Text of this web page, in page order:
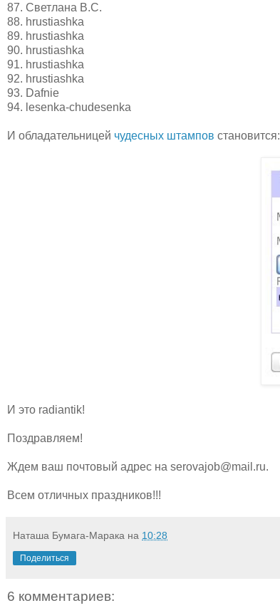
87. Светлана В.С.
88. hrustiashka
89. hrustiashka
90. hrustiashka
91. hrustiashka
92. hrustiashka
93. Dafnie
94. lesenka-chudesenka
И обладательницей чудесных штампов становится:
И это radiantik!
Поздравляем!
Ждем ваш почтовый адрес на serovajob@mail.ru.
Всем отличных праздников!!!
Наташа Бумага-Марака на 10:28
Поделиться
6 комментариев: